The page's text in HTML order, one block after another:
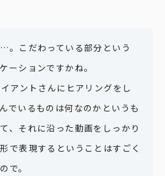
。こだわっている部分という
ーションですかね。
イアントさんにヒアリングをし
でいるものは何なのかというも
、それに沿った動画をしっかり
で表現するということはすごく
で。